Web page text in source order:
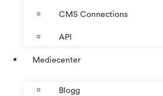
CMS Connections
API
Mediecenter
Blogg